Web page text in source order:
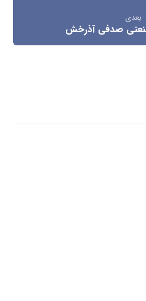
بعدی
صدفی آذرخش